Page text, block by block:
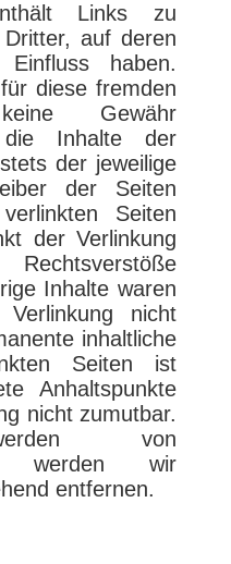
Links zu
auf deren
haben.
diese fremden
Gewähr
die Inhalte der
der jeweilige
der Seiten
Seiten
der Verlinkung
Inhalte waren
nicht
inhaltliche
Seiten ist
Anhaltspunkte
nicht zumutbar.
von
werden wir
entfernen.